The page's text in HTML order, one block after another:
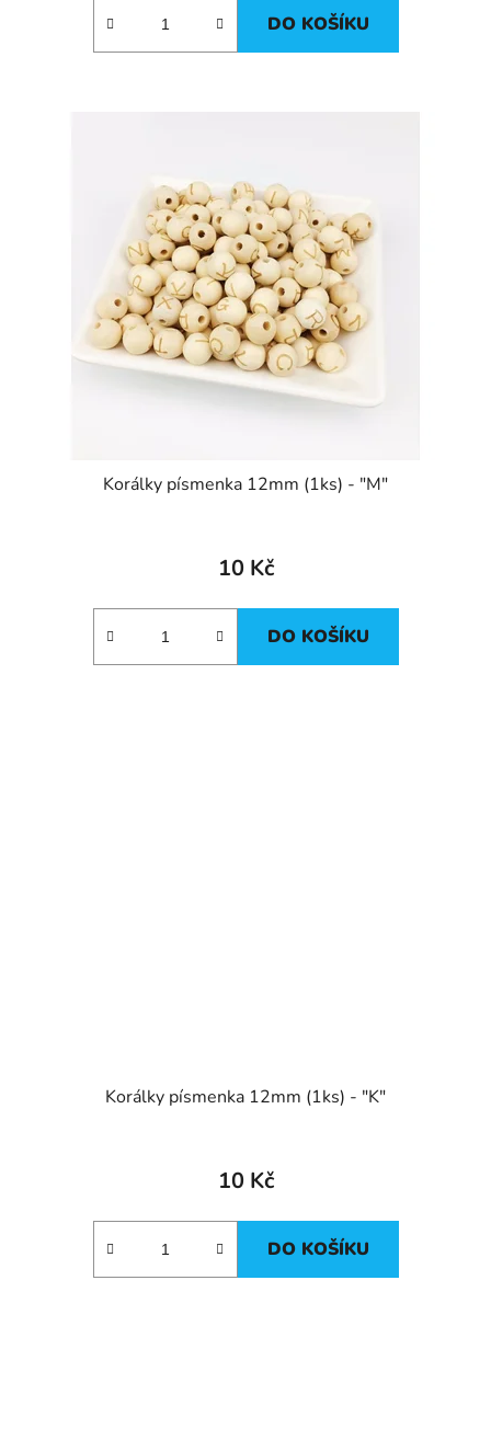
DO KOŠÍKU
Korálky písmenka 12mm (1ks) - "M"
10 Kč
DO KOŠÍKU
Korálky písmenka 12mm (1ks) - "K"
10 Kč
DO KOŠÍKU